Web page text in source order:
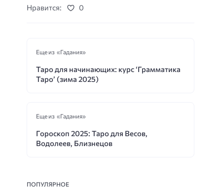
Нравится: 0
Еще из «Гадания»
Таро для начинающих: курс ‘Грамматика
Таро’ (зима 2025)
Еще из «Гадания»
Гороскоп 2025: Таро для Весов,
Водолеев, Близнецов
ПОПУЛЯРНОЕ